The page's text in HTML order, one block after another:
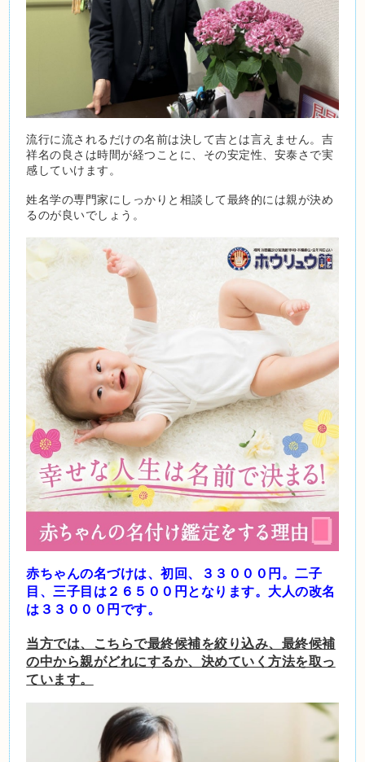
流行に流されるだけの名前は決して吉とは言えません。吉
祥名の良さは時間が経つことに、その安定性、安泰さで実
感していけます。
姓名学の専門家にしっかりと相談して最終的には親が決め
るのが良いでしょう。
赤ちゃんの名づけは、初回、３３０００円。二子
目、三子目は２６５００円となります。大人の改名
は３３０００円です。
当方では、こちらで最終候補を絞り込み、最終候補
の中から親がどれにするか、決めていく方法を取っ
ています。